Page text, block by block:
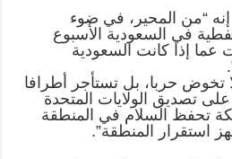
إنه “من المحير، في ضوء
في السعودية الأسبوع
عما إذا كانت السعودية
تخوض حربا، بل تستأجر أطرافا
على تصديق الولايات المتحدة
تحفظ السلام في المنطقة
استقرار المنطقة”.